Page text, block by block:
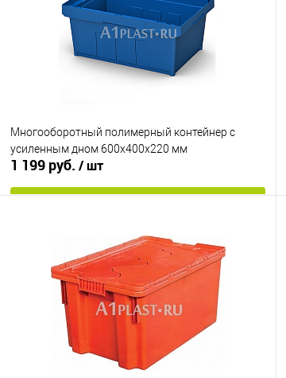
Многооборотный полимерный контейнер с
усиленным дном 600х400х220 мм
1 199 руб. / шт
Купить в 1 клик
К сравнению
В избранное
Под заказ